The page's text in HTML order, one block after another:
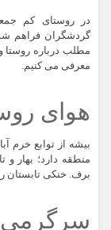
در روستای کم
گردشگران فراهم
مطلب درباره روستا
معرفی می کنیم.
هوای
بیشه از توابع خرم
منطقه دارد؛ بهار و
برف. خنکی تابستان